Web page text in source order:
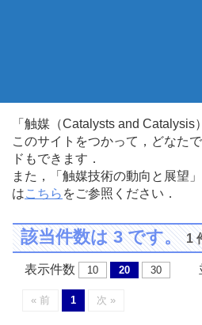
「触媒（Catalysts and
このサイトをつかって，どなた
ドもできます．
また，「触媒技術の動向と展望
はこちら をご参照ください．
該当件数は 3 です。1
表示件数 10 20 30 並
« 前 1 次 »